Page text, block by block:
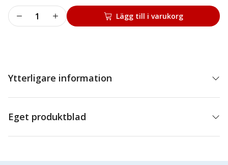
Reflective
Oring
Lägg till i varukorg
Ytterligare information
Eget produktblad